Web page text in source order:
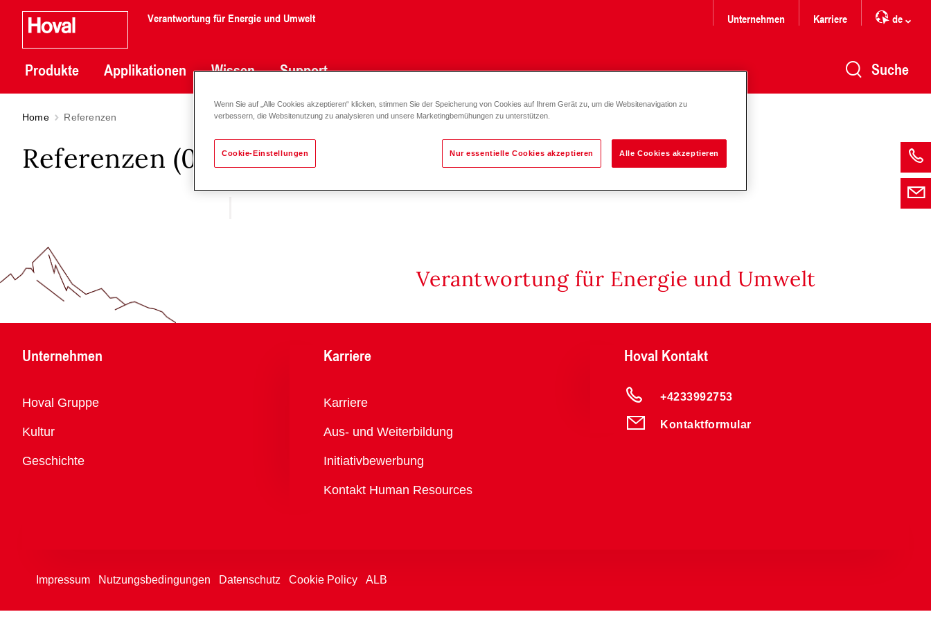
Verantwortung für Energie und Umwelt
Produkte Applikationen Wissen Support
Unternehmen Karriere de
Suche
Home Referenzen
Referenzen (0
Verantwortung für Energie und Umwelt
Unternehmen
Übersicht
Hoval Gruppe
Kultur
Geschichte
Karriere
Übersicht
Karriere
Aus- und Weiterbildung
Initiativbewerbung
Kontakt Human Resources
Hoval Kontakt
+4233992753
Kontaktformular
Impressum Nutzungsbedingungen Datenschutz Cookie Policy ALB
Wenn Sie auf „Alle Cookies akzeptieren“ klicken, stimmen Sie der Speicherung von Cookies auf Ihrem Gerät zu, um die Websitenavigation zu
verbessern, die Websitenutzung zu analysieren und unsere Marketingbemühungen zu unterstützen.
Cookie-Einstellungen Nur essentielle Cookies akzeptieren Alle Cookies akzeptieren